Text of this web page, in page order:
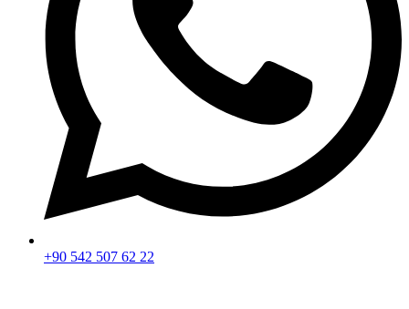
+90 542 507 62 22